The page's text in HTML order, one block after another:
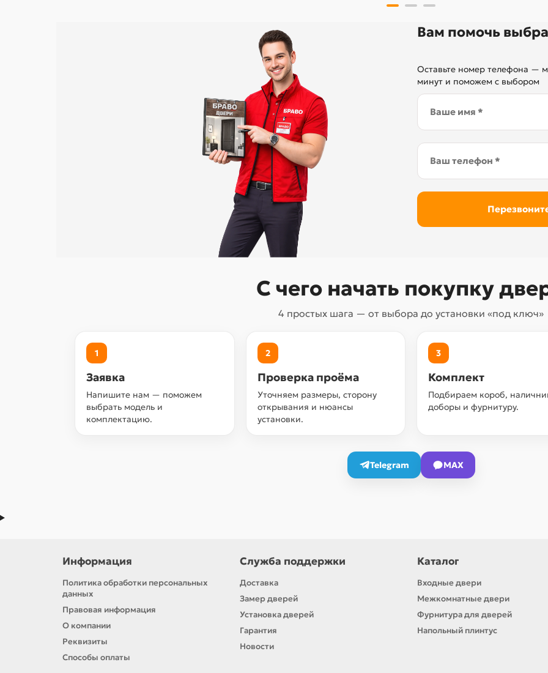
Вам помочь
Оставьте номер телефона —
минут и поможем с выбором
С чего начать покупку
4 простых шага — от выбора до установки «под ключ»
1
Заявка
Напишите нам — поможем
выбрать модель и
комплектацию.
2
Проверка проёма
Уточняем размеры, сторону
открывания и нюансы
установки.
3
Комплект
Подбираем короб,
доборы и фурнитуру.
Telegram MAX
Информация
Политика обработки персональных
данных
Правовая информация
О компании
Реквизиты
Способы оплаты
Служба поддержки
Доставка
Замер дверей
Установка дверей
Гарантия
Новости
Каталог
Входные двери
Межкомнатные двери
Фурнитура для дверей
Напольный плинтус